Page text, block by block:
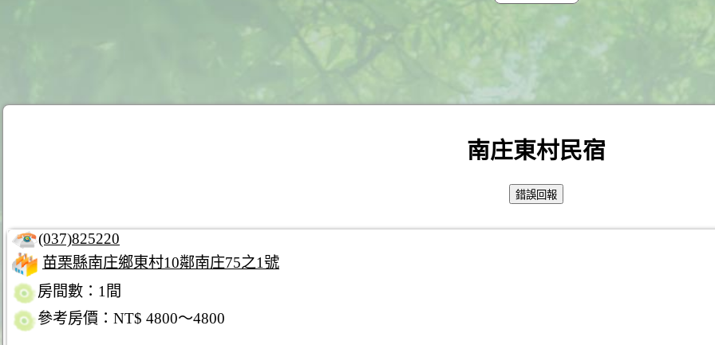
南庄東村民宿
(037)825220
苗栗縣南庄鄉東村10鄰南庄75之1號
房間數：1間
參考房價：NT$ 4800～4800